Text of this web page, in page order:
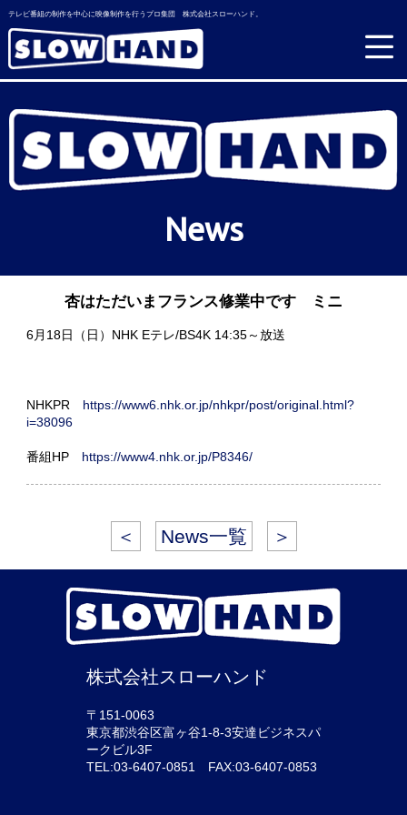
テレビ番組の制作を中心に映像制作を行うプロ集団 株式会社スローハンド。
News
杏はただいまフランス修業中です ミニ
6月18日（日）NHK Eテレ/BS4K 14:35～放送
NHKPR https://www6.nhk.or.jp/nhkpr/post/original.html?
i=38096
番組HP https://www4.nhk.or.jp/P8346/
＜ News一覧 ＞
株式会社スローハンド
〒151-0063
東京都渋谷区富ヶ谷1-8-3安達ビジネスパ
ークビル3F
TEL:03-6407-0851 FAX:03-6407-0853